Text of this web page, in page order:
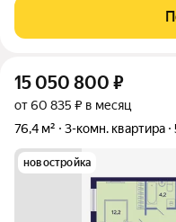
комнатную квартиру с
Водоканала. Этажность
15 050 800 ₽
от 60 835 ₽ в месяц
76,4 м²
3-комн. квартира
новостройка